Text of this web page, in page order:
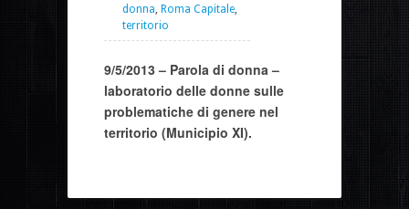
donna, Roma Capitale,
territorio
9/5/2013 – Parola di donna –
laboratorio delle donne sulle
problematiche di genere nel
territorio (Municipio XI).